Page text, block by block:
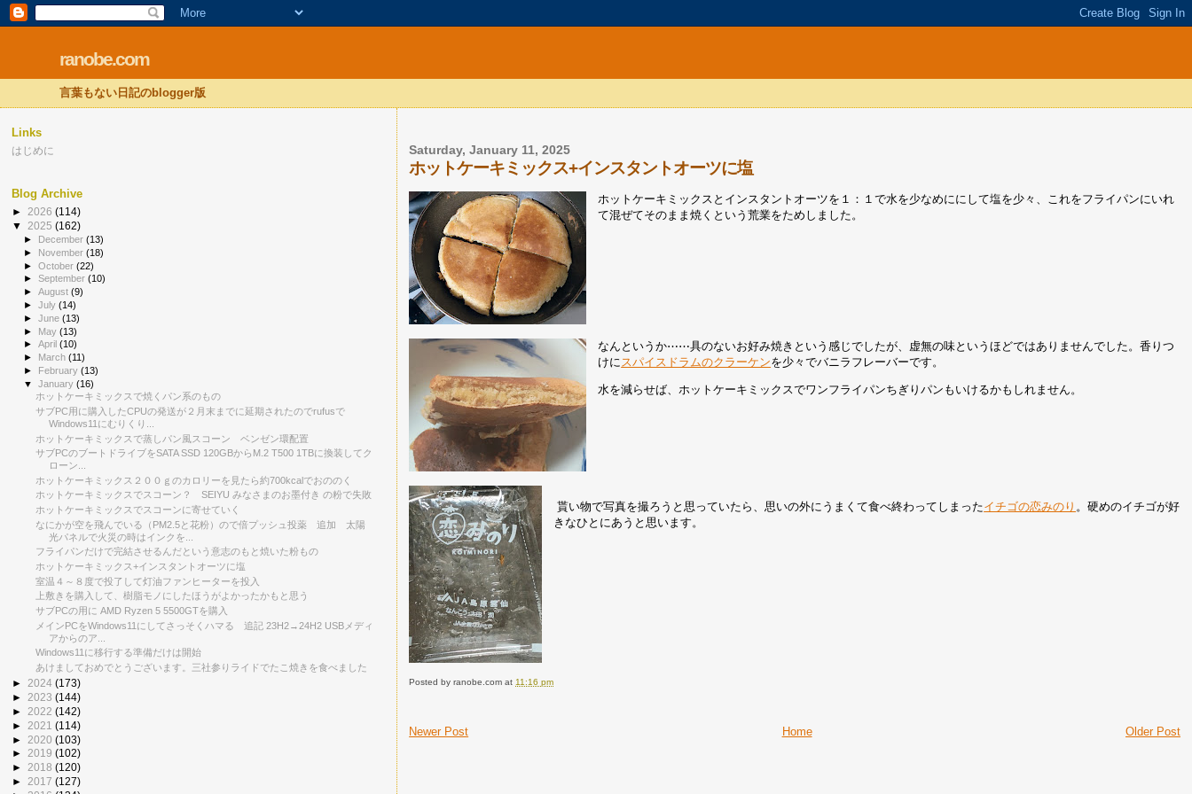
ranobe.com
言葉もない日記のblogger版
Saturday, January 11, 2025
ホットケーキミックス+インスタントオーツに塩
ホットケーキミックスとインスタントオーツを１：１で水を少なめににして塩を少々、これをフライパンにいれ
て混ぜてそのまま焼くという荒業をためしました。
なんというか⋯⋯具のないお好み焼きという感じでしたが、虚無の味というほどではありませんでした。香りつ
けにスパイスドラムのクラーケンを少々でバニラフレーバーです。
水を減らせば、ホットケーキミックスでワンフライパンちぎりパンもいけるかもしれません。
貰い物で写真を撮ろうと思っていたら、思いの外にうまくて食べ終わってしまったイチゴの恋みのり 。硬めのイチゴが好
きなひとにあうと思います。
Posted byranobe.com at 11:16 pm
Newer Post Older Post
Home
Links
はじめに
Blog Archive
► 2026 (114)
▼ 2025 (162)
► December(13)
► November(18)
►October(22)
►September(10)
►August(9)
►July(14)
►June(13)
► May(13)
►April(10)
► March(11)
► February(13)
▼January(16)
ホットケーキミックスで焼くパン系のもの
サブPC用に購入したCPUの発送が２月末までに延期されたのでrufusで
Windows11にむりくり...
ホットケーキミックスで蒸しパン風スコーン ベンゼン環配置
サブPCのブートドライブをSATA SSD 120GBからM.2 T500 1TBに換装してク
ローン...
ホットケーキミックス２００ｇのカロリーを見たら約700kcalでおののく
ホットケーキミックスでスコーン？ SEIYU みなさまのお墨付き の粉で失敗
ホットケーキミックスでスコーンに寄せていく
なにかが空を飛んでいる（PM2.5と花粉）ので倍プッシュ投薬 追加 太陽
光パネルで火災の時はインクを...
フライパンだけで完結させるんだという意志のもと焼いた粉もの
ホットケーキミックス+インスタントオーツに塩
室温４～８度で投了して灯油ファンヒーターを投入
上敷きを購入して、樹脂モノにしたほうがよかったかもと思う
サブPCの用に AMD Ryzen 5 5500GTを購入
メインPCをWindows11にしてさっそくハマる 追記 23H2→24H2 USBメディ
アからのア...
Windows11に移行する準備だけは開始
あけましておめでとうございます。三社参りライドでたこ焼きを食べました
► 2024 (173)
► 2023 (144)
► 2022 (142)
► 2021 (114)
► 2020 (103)
► 2019 (102)
► 2018 (120)
► 2017 (127)